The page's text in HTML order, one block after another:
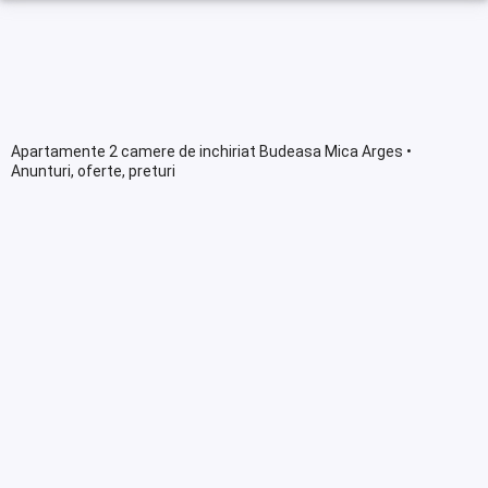
Apartamente 2 camere de inchiriat Budeasa Mica Arges •
Anunturi, oferte, preturi